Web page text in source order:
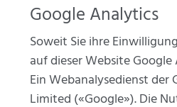
Google Analytics
Soweit Sie ihre
auf dieser Website
Ein Webanalysedienst der
Limited («Google»). Die